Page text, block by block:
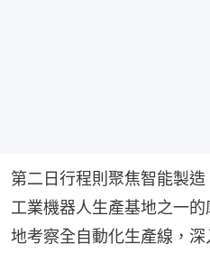
第二日行程則聚焦智能製
工業機器人生產基地之一
地考察全自動化生產線，